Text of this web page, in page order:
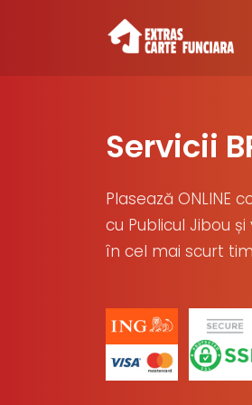
Servicii
Plasează ONLINE
cu Publicul Jibou
în cel mai scurt